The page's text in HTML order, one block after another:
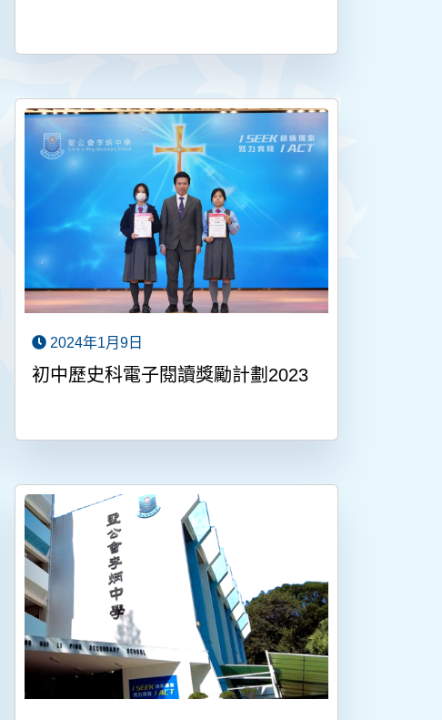
2024年1月9日
初中歷史科電子閱讀獎勵計劃2023